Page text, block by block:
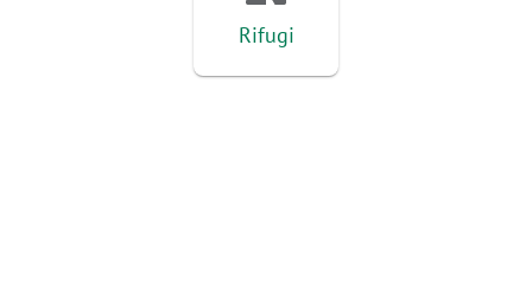
Rifugi